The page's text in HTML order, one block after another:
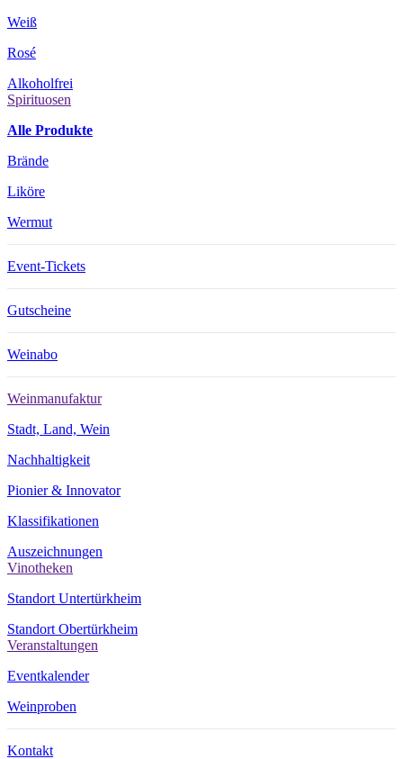
Weiß
Rosé
Alkoholfrei
Spirituosen
Alle Produkte
Brände
Liköre
Wermut
Event-Tickets
Gutscheine
Weinabo
Weinmanufaktur
Stadt, Land, Wein
Nachhaltigkeit
Pionier & Innovator
Klassifikationen
Auszeichnungen
Vinotheken
Standort Untertürkheim
Standort Obertürkheim
Veranstaltungen
Eventkalender
Weinproben
Kontakt